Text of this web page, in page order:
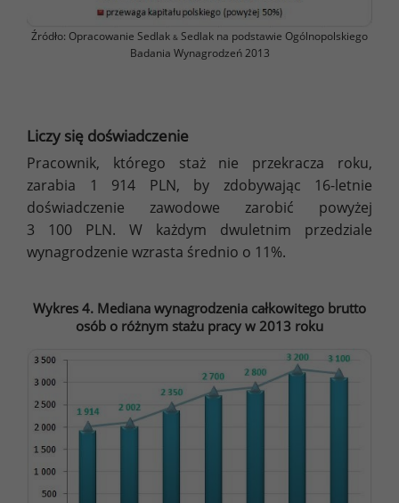
Źródło: Opracowanie Sedlak & Sedlak na podstawie Ogólnopolskiego
Badania Wynagrodzeń 2013
Liczy się doświadczenie
Pracownik, którego staż nie przekracza roku,
zarabia 1 914 PLN, by zdobywając 16-letnie
doświadczenie zawodowe zarobić powyżej
3 100 PLN. W każdym dwuletnim przedziale
wynagrodzenie wzrasta średnio o 11%.
Wykres 4. Mediana wynagrodzenia całkowitego brutto
osób o różnym stażu pracy w 2013 roku